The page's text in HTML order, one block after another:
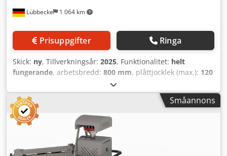
Lübbecke 1 064 km
Prisuppgifter Ringa
Skick: ny, Tillverkningsår: 2025, Funktionalitet: helt
fungerande, arbetsbredd: 800 mm, plåttjocklek (max.): 120
, arbetsstyckets höjd (max.):
mm, Slip- och gradmaskinen erbjuder en effektiv lösning
för bearbetning av laser- och plasmaskurna delar. Dessa
högkvalitativa maskiner säkerställer utmärkt finish genom
att avrunda kanter och ta bort grader, vilket resulterar i en
avsevärt förbättrad ytkvalitet. Genom användning av den
senaste teknologin uppfyller våra maskiner alla relevanta
Småannons